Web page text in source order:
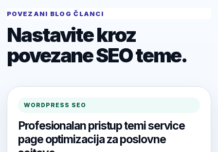
POVEZANI BLOG ČLANCI
Nastavite kroz
povezane SEO teme.
WORDPRESS SEO
Profesionalan pristup temi service
page optimizacija za poslovne